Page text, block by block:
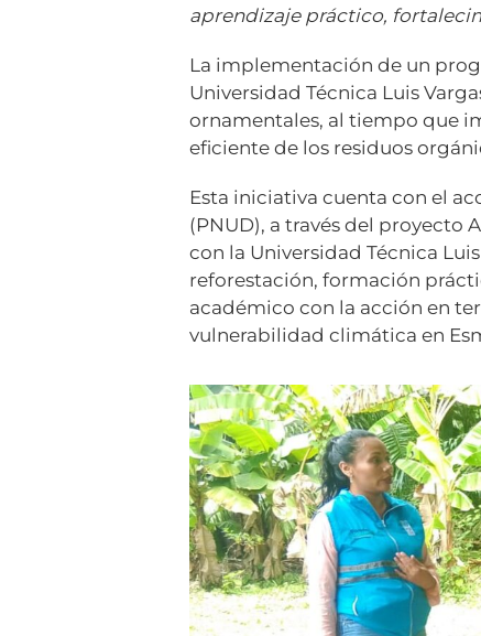
aprendizaje práctico,
La implementación de un
Universidad Técnica Luis
ornamentales, al tiempo que
eficiente de los residuos
Esta iniciativa cuenta con el
(PNUD), a través del proyecto
con la Universidad Técnica
reforestación, formación
académico con la acción en
vulnerabilidad climática en